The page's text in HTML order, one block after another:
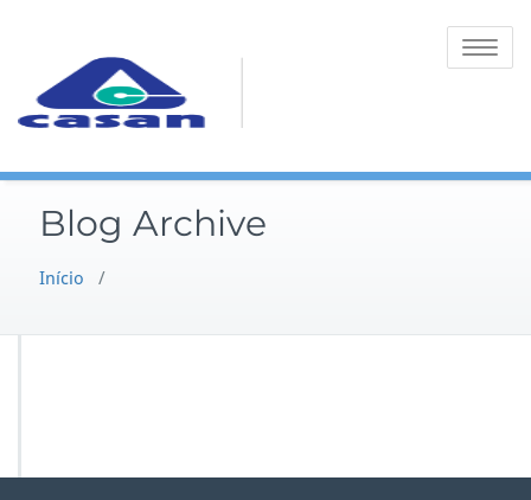
Toggle
Blog Archive
Início /